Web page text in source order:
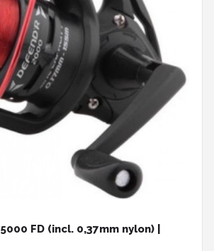
FD (incl. 0,37mm nylon) |